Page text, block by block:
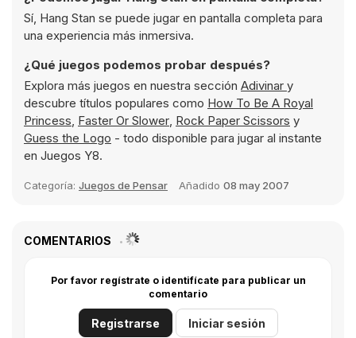
Sí, Hang Stan se puede jugar en pantalla completa para
una experiencia más inmersiva.
¿Qué juegos podemos probar después?
Explora más juegos en nuestra sección Adivinar y
descubre títulos populares como How To Be A Royal
Princess, Faster Or Slower, Rock Paper Scissors y
Guess the Logo - todo disponible para jugar al instante
en Juegos Y8.
Categoría: Juegos de Pensar Añadido 08 may 2007
COMENTARIOS
Por favor regístrate o identifícate para publicar un
comentario
Registrarse Iniciar sesión